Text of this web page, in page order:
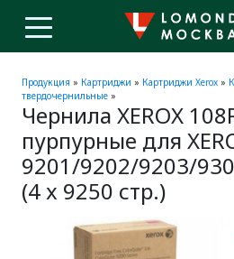
Продукция » Картриджи » Картриджи Xerox »
твердочернильные »
Чернила XEROX
пурпурные для
9201/9202/9203/
(4 x 9250 стр.)